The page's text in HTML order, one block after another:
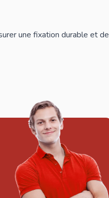
une fixation durable et de